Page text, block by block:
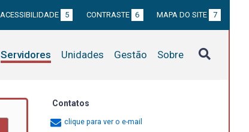
ACESSIBILIDADE 5 CONTRASTE 6 MAPA DO SITE 7
Servidores Unidades Gestão Sobre
Contatos
clique para ver o e-mail